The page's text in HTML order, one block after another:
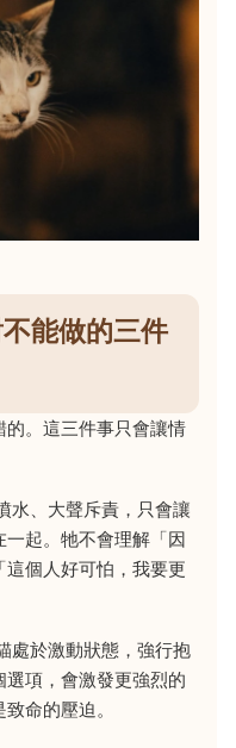
能做的三件
。這三件事只會讓情
水、大聲斥責，只會讓
起。牠不會理解「因
個人好可怕，我要更
處於激動狀態，強行抱
項，會激發更強烈的
命的壓迫。